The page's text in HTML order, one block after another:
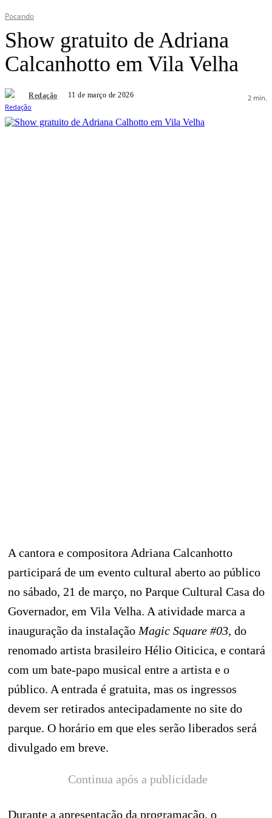
Pocando
Show gratuito de Adriana
Calcanhotto em Vila Velha
Redação 11 de março de 2026 2 min.
A cantora e compositora Adriana Calcanhotto
participará de um evento cultural aberto ao público
no sábado, 21 de março, no Parque Cultural Casa do
Governador, em Vila Velha. A atividade marca a
inauguração da instalação Magic Square #03, do
renomado artista brasileiro Hélio Oiticica, e contará
com um bate-papo musical entre a artista e o
público. A entrada é gratuita, mas os ingressos
devem ser retirados antecipadamente no site do
parque. O horário em que eles serão liberados será
divulgado em breve.
Continua após a publicidade
Durante a apresentação da programação, o